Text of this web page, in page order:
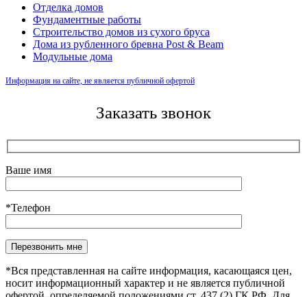
Отделка домов
Фундаментные работы
Строительство домов из сухого бруса
Дома из рубленного бревна Post & Beam
Модульные дома
Информация на сайте, не является публичной офертой
Заказать звонок
Ваше имя
*Телефон
Оставьте это поле пустым.
*Вся представленная на сайте информация, касающаяся цен,
носит информационный характер и не является публичной